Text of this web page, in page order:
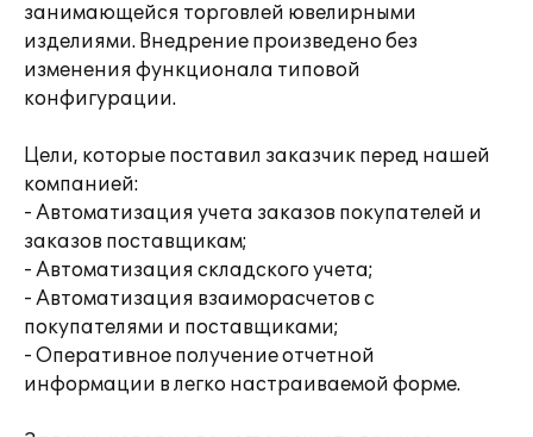
занимающейся торговлей ювелирными
изделиями. Внедрение произведено без
изменения функционала типовой
конфигурации.
Цели, которые поставил заказчик перед нашей
компанией:
- Автоматизация учета заказов покупателей и
заказов поставщикам;
- Автоматизация складского учета;
- Автоматизация взаиморасчетов с
покупателями и поставщиками;
- Оперативное получение отчетной
информации в легко настраиваемой форме.